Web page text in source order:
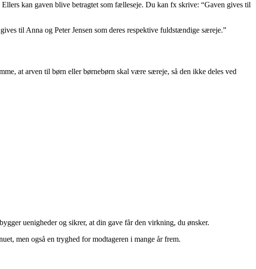
kan gaven blive betragtet som fælleseje. Du kan fx skrive: “Gaven gives til
til Anna og Peter Jensen som deres respektive fuldstændige særeje.”
at arven til børn eller børnebørn skal være særeje, så den ikke deles ved
uenigheder og sikrer, at din gave får den virkning, du ønsker.
men også en tryghed for modtageren i mange år frem.